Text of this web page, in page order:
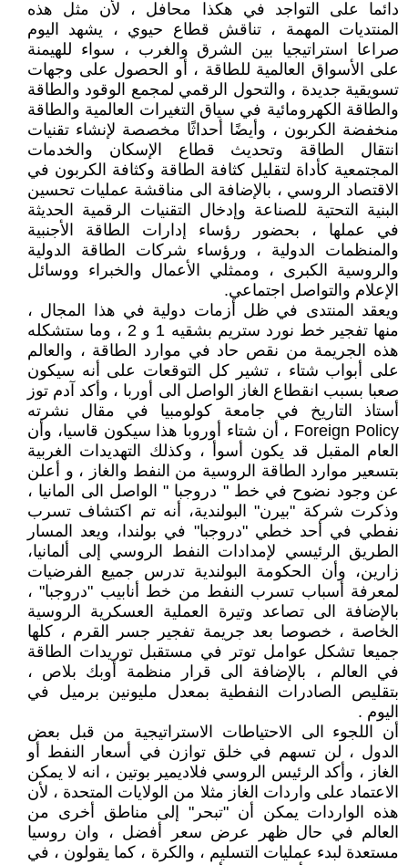
دائما على التواجد في هكذا محافل ، لأن مثل هذه
المنتديات المهمة ، تناقش قطاع حيوي ، يشهد اليوم
صراعا استراتيجيا بين الشرق والغرب ، سواء للهيمنة
على الأسواق العالمية للطاقة ، أو الحصول على وجهات
تسويقية جديدة ، والتحول الرقمي لمجمع الوقود والطاقة
والطاقة الكهرومائية في سياق التغيرات العالمية والطاقة
منخفضة الكربون ، وأيضًا أحداثًا مخصصة لإنشاء تقنيات
انتقال الطاقة وتحديث قطاع الإسكان والخدمات
المجتمعية كأداة لتقليل كثافة الطاقة وكثافة الكربون في
الاقتصاد الروسي ، بالإضافة الى مناقشة عمليات تحسين
البنية التحتية للصناعة وإدخال التقنيات الرقمية الحديثة
في عملها ، بحضور رؤساء إدارات الطاقة الأجنبية
والمنظمات الدولية ، ورؤساء شركات الطاقة الدولية
والروسية الكبرى ، وممثلي الأعمال والخبراء ووسائل
الإعلام والتواصل اجتماعي.
ويعقد المنتدى في ظل أزمات دولية في هذا المجال ،
منها تفجير خط نورد ستريم بشقيه 1 و 2 ، وما ستشكله
هذه الجريمة من نقص حاد في موارد الطاقة ، والعالم
على أبواب شتاء ، تشير كل التوقعات على أنه سيكون
صعبا بسبب انقطاع الغاز الواصل الى أوربا ، وأكد آدم توز
أستاذ التاريخ في جامعة كولومبيا في مقال نشرته
Foreign Policy ، أن شتاء أوروبا هذا سيكون قاسيا، وأن
العام المقبل قد يكون أسوأ ، وكذلك التهديدات الغربية
بتسعير موارد الطاقة الروسية من النفط والغاز ، و أعلن
عن وجود نضوح في خط " دروجبا " الواصل الى المانيا ،
وذكرت شركة "بيرن" البولندية، أنه تم اكتشاف تسرب
نفطي في أحد خطي "دروجبا" في بولندا، ويعد المسار
الطريق الرئيسي لإمدادات النفط الروسي إلى ألمانيا،
زارين، وأن الحكومة البولندية تدرس جميع الفرضيات
لمعرفة أسباب تسرب النفط من خط أنابيب "دروجبا" ،
بالإضافة الى تصاعد وتيرة العملية العسكرية الروسية
الخاصة ، خصوصا بعد جريمة تفجير جسر القرم ، كلها
جميعا تشكل عوامل توتر في مستقبل توريدات الطاقة
في العالم ، بالإضافة الى قرار منظمة أوبك بلاص ،
بتقليص الصادرات النفطية بمعدل مليونين برميل في
اليوم .
أن اللجوء الى الاحتياطات الاستراتيجية من قبل بعض
الدول ، لن تسهم في خلق توازن في أسعار النفط أو
الغاز ، وأكد الرئيس الروسي فلاديمير بوتين ، انه لا يمكن
الاعتماد على واردات الغاز مثلا من الولايات المتحدة ، لأن
هذه الواردات يمكن أن "تبحر" إلى مناطق أخرى من
العالم في حال ظهر عرض سعر أفضل ، وان روسيا
مستعدة لبدء عمليات التسليم ، والكرة ، كما يقولون ، في